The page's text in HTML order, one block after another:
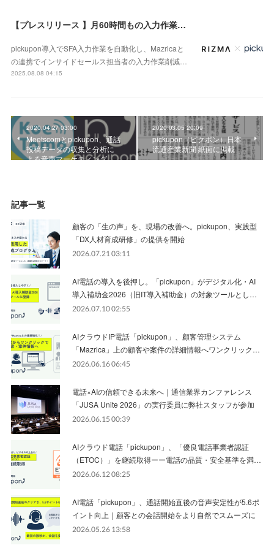
【プレスリリース 】月60時間もの入力作業を削減できた秘訣公開！株式会社PRIZMAのpickupon導入&Mazrica連携の事例
pickupon導入でSFA入力作業を自動化し、Mazricaと
の連携でインサイドセールス担当者の入力作業削減…
2025.08.08 04:15
2020.04.27 03:00
Meetscomとpickupon、通話
投稿データの収集と分析に
よる音声マーケティング…
2020.03.05 20:09
pickupon（ピクポン）日本
流通産業新聞 紙面に掲載
記事一覧
顧客の「生の声」を、現場の改善へ。pickupon、実践型
「DX人材育成研修」の提供を開始
2026.07.21 03:11
AI電話の導入を後押し。「pickupon」がデジタル化・AI
導入補助金2026（旧IT導入補助金）の対象ツールとし…
2026.07.10 02:55
AIクラウドIP電話「pickupon」、顧客管理システム
「Mazrica」上の顧客や案件の詳細情報へワンクリック…
2026.06.16 06:45
電話×AIの信頼できる未来へ｜通信業界カンファレンス
「JUSA Unite 2026」の実行委員に弊社スタッフが参加
2026.06.15 00:39
AIクラウド電話「pickupon」、「優良電話事業者認証
（ETOC）」を継続取得ーー電話の品質・安全基準を満…
2026.06.12 08:25
AI電話「pickupon」、通話開始直後の音声安定性が5.6ポ
イント向上｜顧客との会話開始をより自然でスムーズに
2026.05.26 13:58